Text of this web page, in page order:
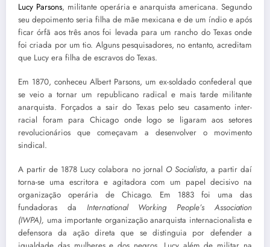
Lucy Parsons, militante operária e anarquista americana. Segundo
seu depoimento seria filha de mãe mexicana e de um índio e após
ficar órfã aos três anos foi levada para um rancho do Texas onde
foi criada por um tio. Alguns pesquisadores, no entanto, acreditam
que Lucy era filha de escravos do Texas.
Em 1870, conheceu Albert Parsons, um ex-soldado confederal que
se veio a tornar um republicano radical e mais tarde militante
anarquista. Forçados a sair do Texas pelo seu casamento inter-
racial foram para Chicago onde logo se ligaram aos setores
revolucionários que começavam a desenvolver o movimento
sindical.
A partir de 1878 Lucy colabora no jornal O Socialista, a partir daí
torna-se uma escritora e agitadora com um papel decisivo na
organização operária de Chicago. Em 1883 foi uma das
fundadoras da International Working People’s Association
(IWPA), uma importante organização anarquista internacionalista e
defensora da ação direta que se distinguia por defender a